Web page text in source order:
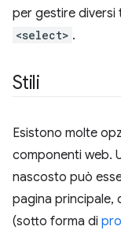
per gestire diversi
<select> .
Stili
Esistono molte
componenti web.
nascosto può
pagina principale,
(sotto forma di